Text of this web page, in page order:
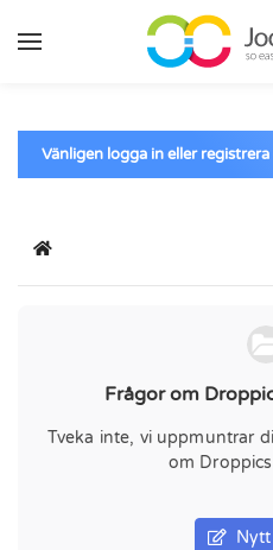
Hoppa till huvudinnehåll
Vänligen logga in eller
Hem
Frågor om
Tveka inte, vi uppmuntrar
om
Nytt